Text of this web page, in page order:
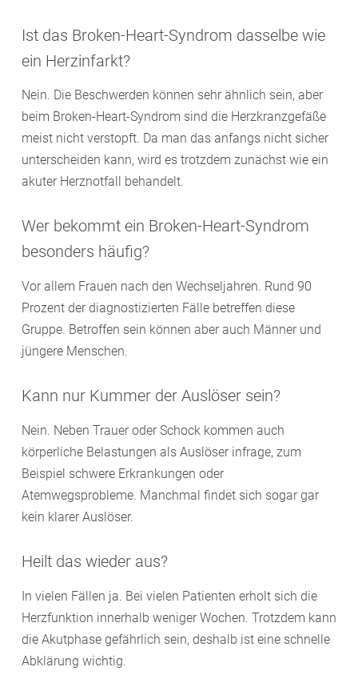
Ist das Broken-Heart-Syndrom dasselbe wie
ein Herzinfarkt?
Nein. Die Beschwerden können sehr ähnlich sein, aber
beim Broken-Heart-Syndrom sind die Herzkranzgefäße
meist nicht verstopft. Da man das anfangs nicht sicher
unterscheiden kann, wird es trotzdem zunächst wie ein
akuter Herznotfall behandelt.
Wer bekommt ein Broken-Heart-Syndrom
besonders häufig?
Vor allem Frauen nach den Wechseljahren. Rund 90
Prozent der diagnostizierten Fälle betreffen diese
Gruppe. Betroffen sein können aber auch Männer und
jüngere Menschen.
Kann nur Kummer der Auslöser sein?
Nein. Neben Trauer oder Schock kommen auch
körperliche Belastungen als Auslöser infrage, zum
Beispiel schwere Erkrankungen oder
Atemwegsprobleme. Manchmal findet sich sogar gar
kein klarer Auslöser.
Heilt das wieder aus?
In vielen Fällen ja. Bei vielen Patienten erholt sich die
Herzfunktion innerhalb weniger Wochen. Trotzdem kann
die Akutphase gefährlich sein, deshalb ist eine schnelle
Abklärung wichtig.